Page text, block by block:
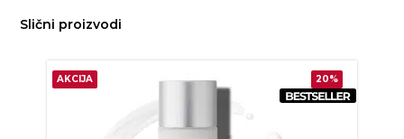
Slični proizvodi
AKCIJA 20%